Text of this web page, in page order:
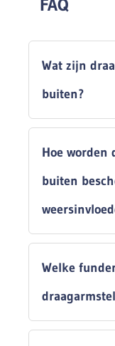
FAQ
Wat zijn
buiten?
Hoe worden
buiten
Welke